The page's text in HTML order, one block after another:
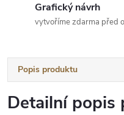
Grafický návrh
vytvoříme zdarma před
Popis produktu
Detailní popis